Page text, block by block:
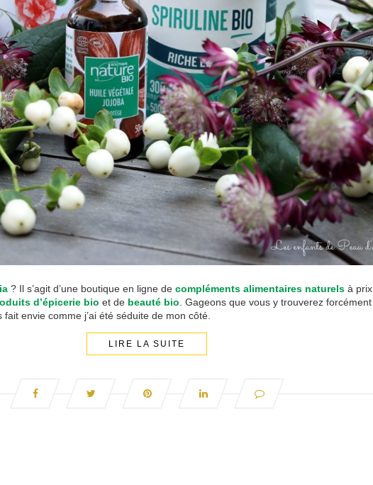
? Il s’agit d’une boutique en ligne de compléments alimentaires naturels à prix
d’épicerie bio et de beauté bio . Gageons que vous y trouverez forcément
envie comme j’ai été séduite de mon côté.
LIRE LA SUITE